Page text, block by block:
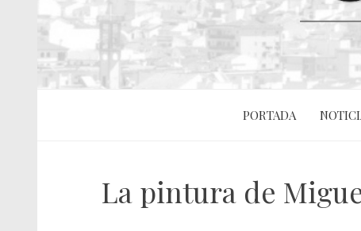
PORTADA
La pintura de